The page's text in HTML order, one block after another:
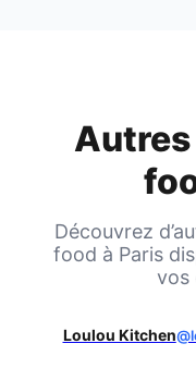
Découvrez
food à Paris
vos
Loulou Kitchen